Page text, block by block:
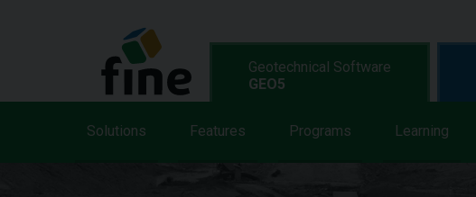
Geotechnical Software
GEO5
Solutions Features Programs Learning